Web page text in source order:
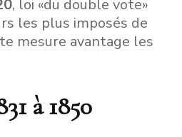
, loi «du double vote»
les plus imposés de
mesure avantage les
à 1850